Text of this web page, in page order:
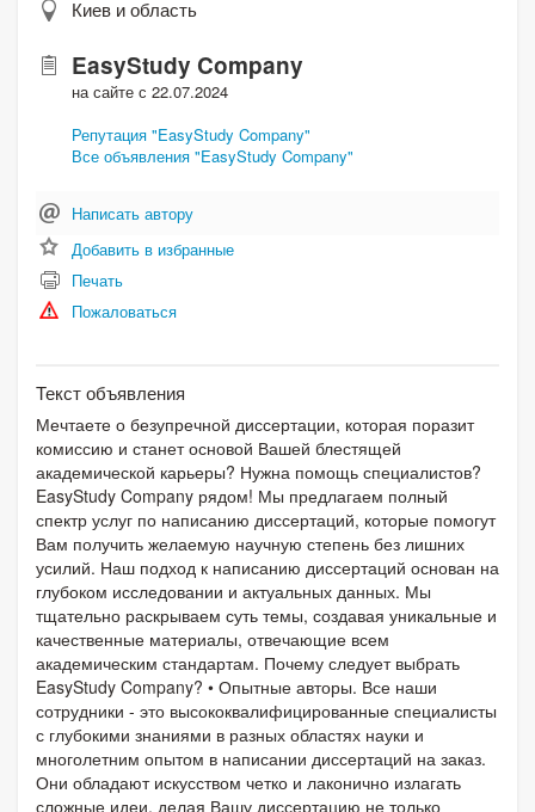
Киев и область
EasyStudy Company
на сайте с 22.07.2024
Репутация "EasyStudy Company"
Все объявления "EasyStudy Company"
Написать автору
Добавить в избранные
Печать
Пожаловаться
Текст объявления
Мечтаете о безупречной диссертации, которая поразит
комиссию и станет основой Вашей блестящей
академической карьеры? Нужна помощь специалистов?
EasyStudy Company рядом! Мы предлагаем полный
спектр услуг по написанию диссертаций, которые помогут
Вам получить желаемую научную степень без лишних
усилий. Наш подход к написанию диссертаций основан на
глубоком исследовании и актуальных данных. Мы
тщательно раскрываем суть темы, создавая уникальные и
качественные материалы, отвечающие всем
академическим стандартам. Почему следует выбрать
EasyStudy Company? • Опытные авторы. Все наши
сотрудники - это высококвалифицированные специалисты
с глубокими знаниями в разных областях науки и
многолетним опытом в написании диссертаций на заказ.
Они обладают искусством четко и лаконично излагать
сложные идеи, делая Вашу диссертацию не только